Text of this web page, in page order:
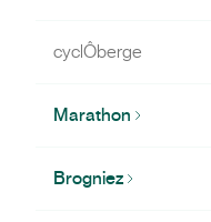
cyclÔberge
Marathon
Brogniez